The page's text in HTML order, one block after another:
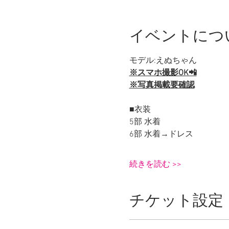
イベントにつ
モデル:えぬちゃん
※スマホ撮影OK📲
※写真掲載要確認
■衣装
5部 水着
6部 水着→ドレス
続きを読む >>
チケット設定